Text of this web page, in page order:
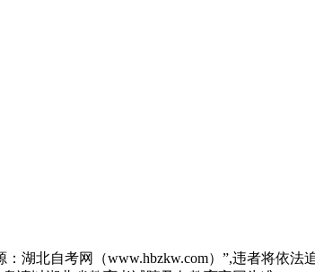
湖北自考网（www.hbzkw.com）”,违者将依法